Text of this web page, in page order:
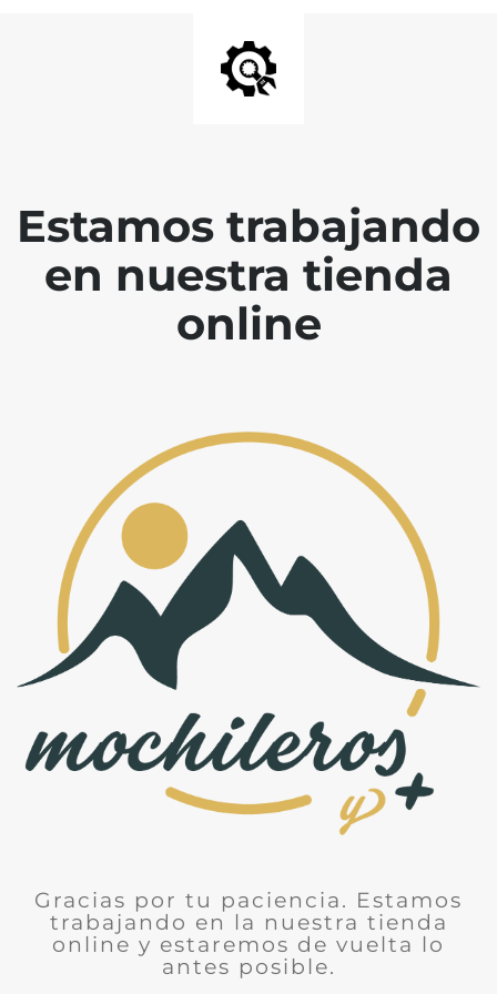
Estamos trabajando
en nuestra tienda
online
Gracias por tu paciencia. Estamos
trabajando en la nuestra tienda
online y estaremos de vuelta lo
antes posible.